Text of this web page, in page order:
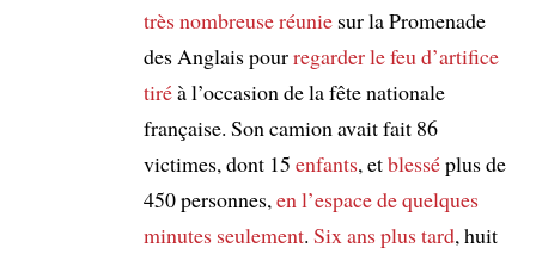
très nombreuseréuniesur la Promenade
des Anglais pourregarder le feu d’artifice
tiréà l’occasion de la fête nationale
française. Son camion avait fait 86
victimes, dont 15 enfants, etblesséplus de
450 personnes, en l’espace de quelques
minutes seulement. Six ans plus tard, huit